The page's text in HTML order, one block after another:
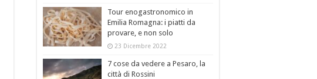
Tour enogastronomico in
Emilia Romagna: i piatti da
provare, e non solo
23 Dicembre 2022
7 cose da vedere a Pesaro, la
città di Rossini